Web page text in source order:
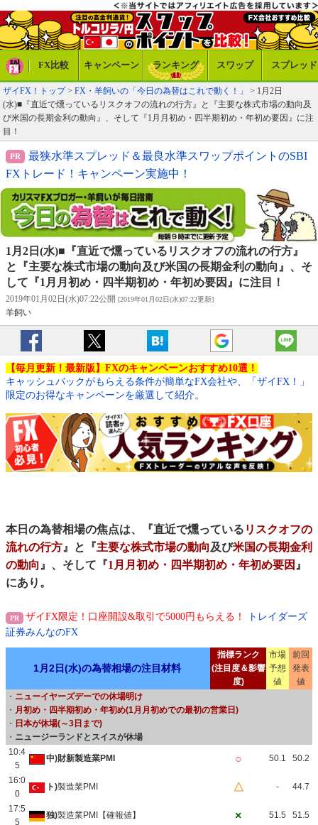
FX比較 キャンペーン ランキング スワップ スプレッド
ザイFX！トップ> FX・羊飼いの「今日の為替はこれで動く！」
> 1月2日
(水)■『直近で燻っているリスクオフの流れの行方』と『主要な株式市場の動向及
び米国の長期金利の動向』、そして『1月月初め・四半期初め・年初め要因』に注
目！
最狭水準スプレッド＆最良水準スワップポイントのSBI
FXトレード！キャンペーン実施中！
1月2日(水)■『直近で燻っているリスクオフの流れの行方』
と『主要な株式市場の動向及び米国の長期金利の動向』、そ
して『1月月初め・四半期初め・年初め要因』に注目！
2019年01月02日(水)07:22公開 [2019年01月02日(水)07:22更新]
羊飼い
【毎月更新！最新版】FXのキャンペーンおすすめ10選！
キャッシュバックがもらえる条件が簡単なFX会社や、「ザイFX！」
限定のお得なキャンペーンを厳選して紹介。
本日の為替相場の焦点は、『直近で燻っている リスクオフの
流れの行方』と『主要な株式市場の動向及び米国の長期金利
の動向』、そして『1月月初め・四半期初め・年初め要因 』
にあり。
ザイFX限定！口座開設&取引で5000円もらえる！
トレイダーズ
証券みんなのFX
1月2日(水)の為替相場の注目材料
指標ランク
(注目度＆影響
度)
市場
予想
値
前回
発表
値
・ ニューイヤーズデーでの休場明け
・ 月初め・四半期初め・年初め(1月月初めでの最初の営業日)
・ 日本が休場(～3日まで)
・ ニュージーランドとスイスが休場
10:4
5
中)財新製造業PMI ○ 50.1 50.2
16:0
0
ト)製造業PMI △ - 44.7
17:5
5
独)製造業PMI【確報値】 × 51.5 51.5